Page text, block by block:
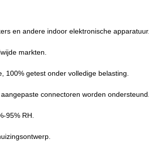
en andere indoor elektronische apparatuur.
markten.
100% getest onder volledige belasting.
connectoren worden ondersteund.
95% RH.